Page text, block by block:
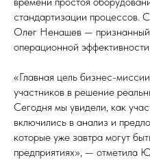
стандартизации процессов.
Олег Ненашев — признанный
операционной
«Главная цель бизнес-
участников в решение
Сегодня мы увидели, как
включились в анализ и
которые уже завтра могут
предприятиях», — отметила